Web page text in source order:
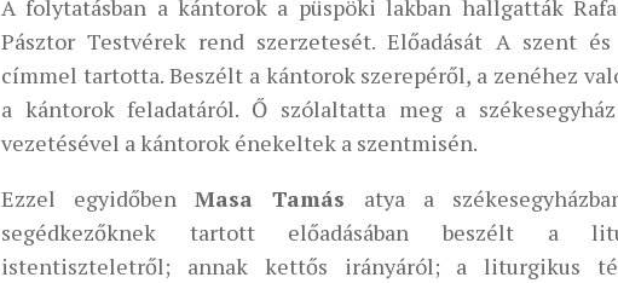
A folytatásban a kántorok a püspöki lakban hallgatták
Pásztor Testvérek rend szerzetesét. Előadását A szent
címmel tartotta. Beszélt a kántorok szerepéről, a zenéhez
a kántorok feladatáról. Ő szólaltatta meg a
vezetésével a kántorok énekeltek a szentmisén.
Ezzel egyidőbenMasa Tamás atya a
segédkezőknek tartott előadásában beszélt a
istentiszteletről; annak kettős irányáról; a liturgikus